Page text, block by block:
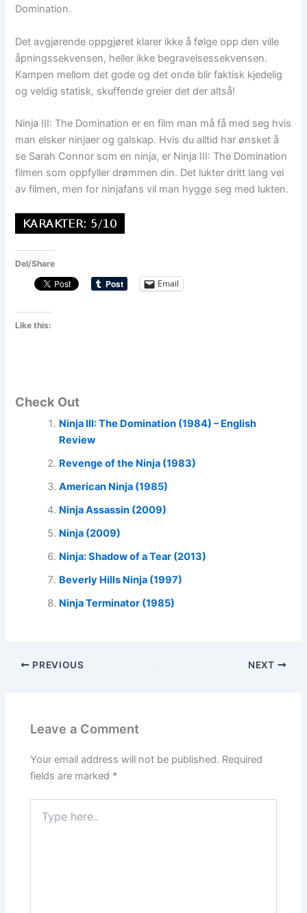
Domination.
Det avgjørende oppgjøret klarer ikke å følge opp den ville
åpningssekvensen, heller ikke begravelsessekvensen.
Kampen mellom det gode og det onde blir faktisk kjedelig
og veldig statisk, skuffende greier det der altså!
Ninja III: The Domination er en film man må få med seg hvis
man elsker ninjaer og galskap. Hvis du alltid har ønsket å
se Sarah Connor som en ninja, er Ninja III: The Domination
filmen som oppfyller drømmen din. Det lukter dritt lang vei
av filmen, men for ninjafans vil man hygge seg med lukten.
Del/Share
Email
Like this:
Check Out
Ninja III: The Domination (1984) – English
Review
Revenge of the Ninja (1983)
American Ninja (1985)
Ninja Assassin (2009)
Ninja (2009)
Ninja: Shadow of a Tear (2013)
Beverly Hills Ninja (1997)
Ninja Terminator (1985)
PREVIOUS NEXT
Leave a Comment
Your email address will not be published. Required
fields are marked *
here..